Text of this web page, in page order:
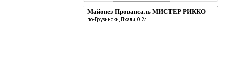
Майонез Провансаль МИСТЕР РИККО
по-Грузински, Пхали, 0.2л